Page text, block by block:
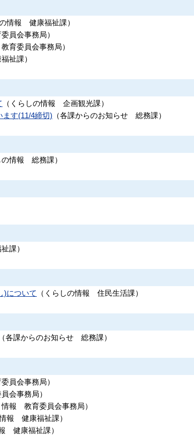
情報 健康福祉課）
員会事務局）
教育委員会事務局）
祉課）
（ くらしの情報 企画観光課）
す(11/4締切) （各課からのお知らせ 総務課）
の情報 総務課）
課）
)について （ くらしの情報 住民生活課）
（各課からのお知らせ 総務課）
員会事務局）
会事務局）
報 教育委員会事務局）
報 健康福祉課）
健康福祉課）